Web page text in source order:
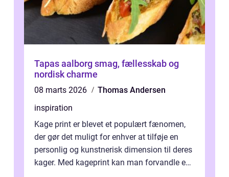
Tapas aalborg smag, fællesskab og
nordisk charme
08 marts 2026
Thomas Andersen
inspiration
Kage print er blevet et populært fænomen,
der gør det muligt for enhver at tilføje en
personlig og kunstnerisk dimension til deres
kager. Med kageprint kan man forvandle en